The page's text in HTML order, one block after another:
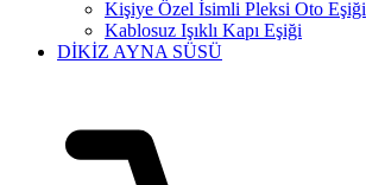
Kişiye Özel İsimli Pleksi Oto Eşiği
Kablosuz Işıklı Kapı Eşiği
DİKİZ AYNA SÜSÜ